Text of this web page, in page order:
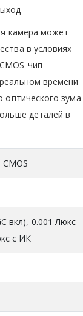
камера может
в условиях
чип
времени
зума
деталей в
вкл), 0.001 Люкс
с ИК